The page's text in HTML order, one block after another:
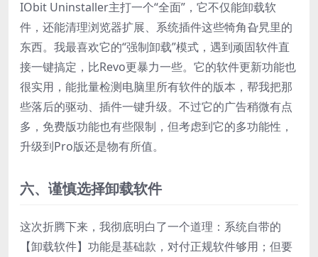
IObit Uninstaller主打一个“全面”，它不仅能卸载软
件，还能清理浏览器扩展、系统插件这些犄角旮旯里的
东西。我最喜欢它的“强制卸载”模式，遇到顽固软件直
接一键搞定，比Revo更暴力一些。它的软件更新功能也
很实用，能批量检测电脑里所有软件的版本，帮我把那
些落后的驱动、插件一键升级。不过它的广告稍微有点
多，免费版功能也有些限制，但考虑到它的多功能性，
升级到Pro版还是物有所值。
六、谨慎选择卸载软件
这次折腾下来，我彻底明白了一个道理：系统自带的
【卸载软件】功能是基础款，对付正规软件够用；但要